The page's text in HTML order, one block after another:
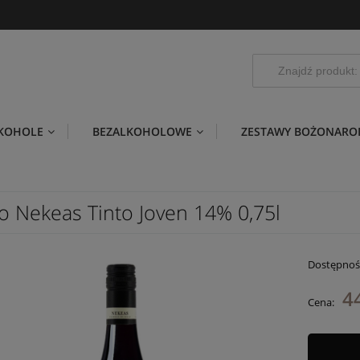
BEZALKOHOLOWE ZESTAWY
Nekeas Tinto Joven 14% 0,75l
Cena: